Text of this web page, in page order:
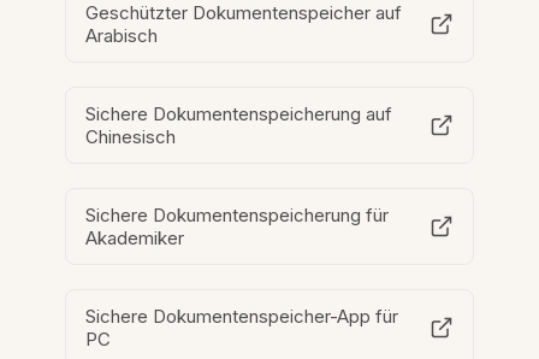
Geschützter Dokumentenspeicher auf
Arabisch
Sichere Dokumentenspeicherung auf
Chinesisch
Sichere Dokumentenspeicherung für
Akademiker
Sichere Dokumentenspeicher-App für
PC